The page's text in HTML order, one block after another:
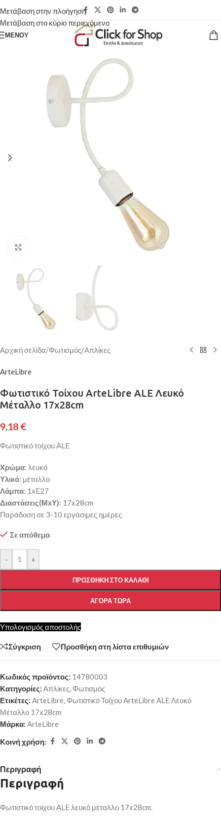
Μετάβαση στην πλοήγηση
Μετάβαση στο κύριο περιεχόμενο
ΜΕΝΟΎ
Αρχική σελίδα/Φωτισμός/Απλίκες
ArteLibre
Φωτιστικό Τοίχου ArteLibre ALE Λευκό
Μέταλλο 17x28cm
9,18 €
Φωτιστικό τοίχου ALE
Χρώμα: λευκό
Υλικό: μέταλλο
Λάμπα: 1xE27
Διαστάσεις(ΜxΥ): 17x28cm
Παράδοση σε 3-10 εργάσιμες ημέρες
Σε απόθεμα
- +
ΠΡΟΣΘΉΚΗ ΣΤΟ ΚΑΛΆΘΙ
ΑΓΟΡΆ ΤΏΡΑ
Υπολογισμός αποστολής
Σύγκριση Προσθήκη στη λίστα επιθυμιών
Κωδικός προϊόντος: 14780003
Κατηγορίες: Απλίκες, Φωτισμός
Ετικέτες: ArteLibre, Φωτιστικό Τοίχου ArteLibre ALE Λευκό
Μέταλλο 17x28cm
Μάρκα: ArteLibre
Κοινή χρήση:
Περιγραφή
Περιγραφή
Φωτιστικό τοίχου ALE λευκό μέταλλο 17x28cm.